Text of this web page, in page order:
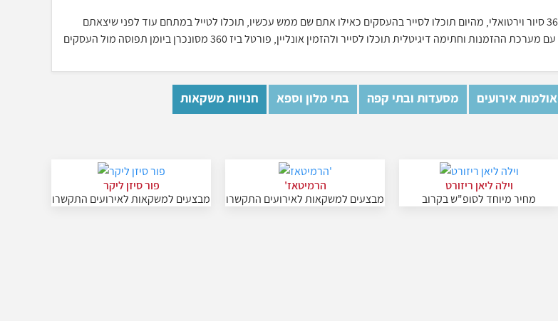
פורטל ביז 360 סיור וירטואלי, מהיום תוכלו לסייר בהעסקים כאילו אתם שם ממש עכשיו, תוכלו לטייל במתחם עוד לפני שיצאתם
מהבית, יחד עם מערכת ההזמנות וחתימה דיגיטלית תוכלו לסייר ולהזמין אונליין, פורטל ביז 360 מסונכרן ביומן תפוסה מול העסקים
אולמות אירועים מסעדות ובתי קפה בתי מלון וספא
חנויות משקאות
פור סיזן ליקר
מבצעים למשקאות לאירועים התקשרו
הרמיטאז'
מבצעים למשקאות לאירועים התקשרו
וילה ליאן ריזורט
מחיר מיוחד לסופ"ש בקרוב